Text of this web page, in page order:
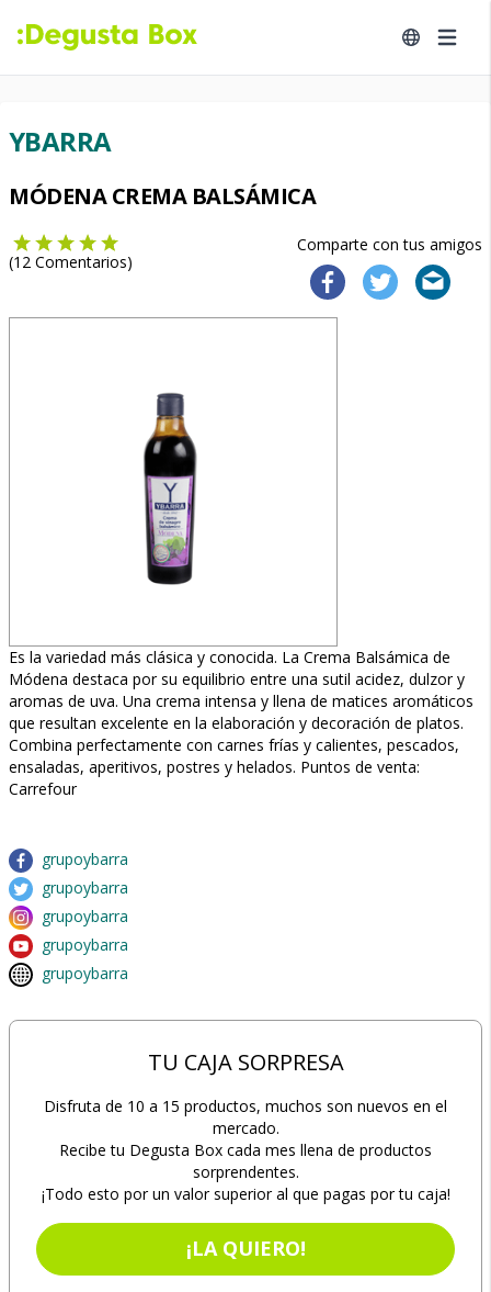
YBARRA
MÓDENA CREMA BALSÁMICA
Comparte con tus amigos
(12 Comentarios)
Es la variedad más clásica y conocida. La Crema Balsámica de
Módena destaca por su equilibrio entre una sutil acidez, dulzor y
aromas de uva. Una crema intensa y llena de matices aromáticos
que resultan excelente en la elaboración y decoración de platos.
Combina perfectamente con carnes frías y calientes, pescados,
ensaladas, aperitivos, postres y helados. Puntos de venta:
Carrefour
grupoybarra
grupoybarra
grupoybarra
grupoybarra
grupoybarra
TU CAJA SORPRESA
Disfruta de 10 a 15 productos, muchos son nuevos en el
mercado.
Recibe tu Degusta Box cada mes llena de productos
sorprendentes.
¡Todo esto por un valor superior al que pagas por tu caja!
¡LA QUIERO!